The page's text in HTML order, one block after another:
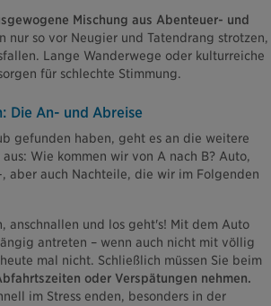
Mischung aus Abenteuer- und
nur so vor Neugier und Tatendrang strotzen,
Lange Wanderwege oder kulturreiche
für schlechte Stimmung.
Die An- und Abreise
gefunden haben, geht es an die weitere
Wie kommen wir von A nach B? Auto,
aber auch Nachteile, die wir im Folgenden
anschnallen und los geht's! Mit dem Auto
antreten – wenn auch nicht mit völlig
mal nicht. Schließlich müssen Sie beim
oder Verspätungen nehmen.
im Stress enden, besonders in der